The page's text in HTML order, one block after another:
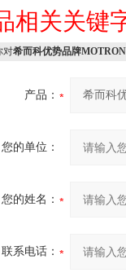
相关关键
对希而科优势品牌
产品：
您的单位：
您的姓名：
联系电话：